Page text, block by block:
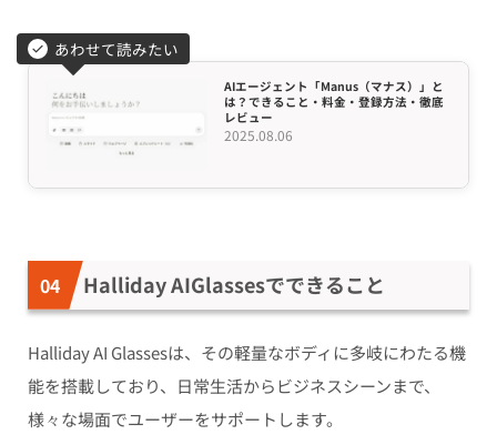
あわせて読みたい
AIエージェント「Manus（マナス）」と
は？できること・料金・登録方法・徹底
レビュー
2025.08.06
Halliday AIGlassesでできること
Halliday AI Glassesは、その軽量なボディに多岐にわたる機
能を搭載しており、日常生活からビジネスシーンまで、
様々な場面でユーザーをサポートします。